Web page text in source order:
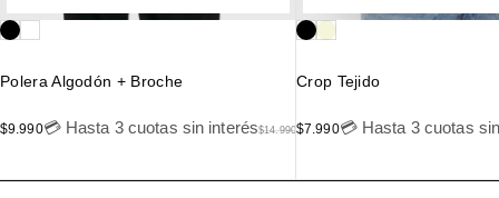
Polera Algodón + Broche
$14.990
$9.990💳 Hasta 3 cuotas sin interés
Crop Tejido
$7.990💳 Hasta 3 cuotas